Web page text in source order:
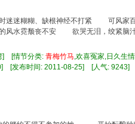
迷糊糊、缺根神经不打紧 可风家
风水霓颓丧不安 欲哭无泪，绞紧
] [情节分类: 青梅竹马,欢喜冤家,日久生
[发布时间: 2011-08-25] [人气: